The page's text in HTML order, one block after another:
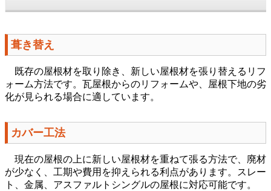
葺き替え
既存の屋根材を取り除き、新しい屋根材を張り替えるリフ
ォーム方法です。瓦屋根からのリフォームや、屋根下地の劣
化が見られる場合に適しています。
カバー工法
現在の屋根の上に新しい屋根材を重ねて張る方法で、廃材
が少なく、工期や費用を抑えられる利点があります。スレー
ト、金属、アスファルトシングルの屋根に対応可能です。